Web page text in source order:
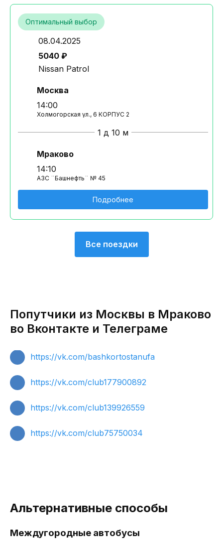
Оптимальный выбор
08.04.2025
5040 ₽
Nissan Patrol
Москва
14:00
Холмогорская ул., 6 КОРПУС 2
1 д 10 м
Мраково
14:10
АЗС ¨Башнефть¨ № 45
Подробнее
Все поездки
Попутчики из Москвы в Мраково
во Вконтакте и Телеграме
https://vk.com/bashkortostanufa
https://vk.com/club177900892
https://vk.com/club139926559
https://vk.com/club75750034
Альтернативные способы
Междугородные автобусы